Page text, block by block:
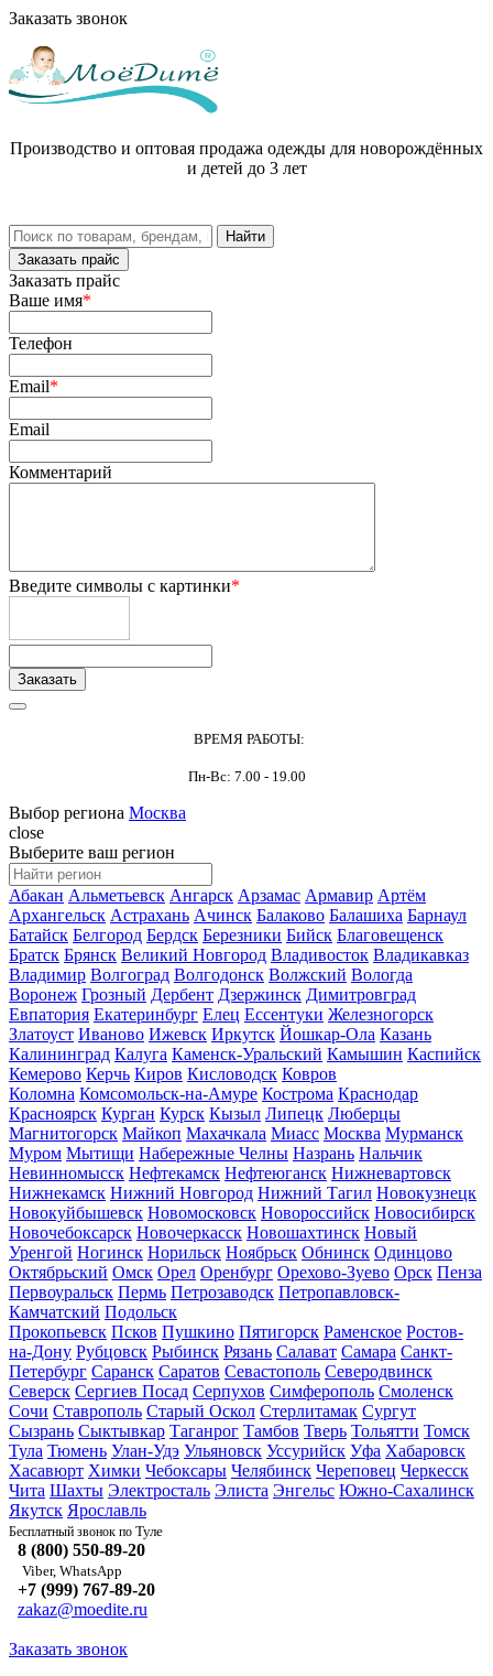
Заказать звонок
Производство и оптовая продажа одежды для новорождённых
и детей до 3 лет
Заказать прайс
Заказать прайс
Ваше имя*
Телефон
Email*
Email
Комментарий
Введите символы с картинки*
ВРЕМЯ РАБОТЫ:
Пн-Вс: 7.00 - 19.00
Выбор региона Москва
close
Выберите ваш регион
Абакан Альметьевск Ангарск Арзамас Армавир Артём
Архангельск Астрахань Ачинск Балаково Балашиха Барнаул
Батайск Белгород Бердск Березники Бийск Благовещенск
Братск Брянск Великий Новгород Владивосток Владикавказ
Владимир Волгоград Волгодонск Волжский Вологда
Воронеж Грозный Дербент Дзержинск Димитровград
Евпатория Екатеринбург Елец Ессентуки Железногорск
Златоуст Иваново Ижевск Иркутск Йошкар-Ола Казань
Калининград Калуга Каменск-Уральский Камышин Каспийск
Кемерово Керчь Киров Кисловодск Ковров
Коломна Комсомольск-на-Амуре Кострома Краснодар
Красноярск Курган Курск Кызыл Липецк Люберцы
Магнитогорск Майкоп Махачкала Миасс Москва Мурманск
Муром Мытищи Набережные Челны Назрань Нальчик
Невинномысск Нефтекамск Нефтеюганск Нижневартовск
Нижнекамск Нижний Новгород Нижний Тагил Новокузнецк
Новокуйбышевск Новомосковск Новороссийск Новосибирск
Новочебоксарск Новочеркасск Новошахтинск Новый
Уренгой Ногинск Норильск Ноябрьск Обнинск Одинцово
Октябрьский Омск Орел Оренбург Орехово-Зуево Орск Пенза
Первоуральск Пермь Петрозаводск Петропавловск-
Камчатский Подольск
Прокопьевск Псков Пушкино Пятигорск Раменское Ростов-
на-Дону Рубцовск Рыбинск Рязань Салават Самара Санкт-
Петербург Саранск Саратов Севастополь Северодвинск
Северск Сергиев Посад Серпухов Симферополь Смоленск
Сочи Ставрополь Старый Оскол Стерлитамак Сургут
Сызрань Сыктывкар Таганрог Тамбов Тверь Тольятти Томск
Тула Тюмень Улан-Удэ Ульяновск Уссурийск Уфа Хабаровск
Хасавюрт Химки Чебоксары Челябинск Череповец Черкесск
Чита Шахты Электросталь Элиста Энгельс Южно-Сахалинск
Якутск Ярославль
Бесплатный звонок по Туле
8 (800) 550-89-20
Viber, WhatsApp
+7 (999) 767-89-20
zakaz@moedite.ru
Заказать звонок